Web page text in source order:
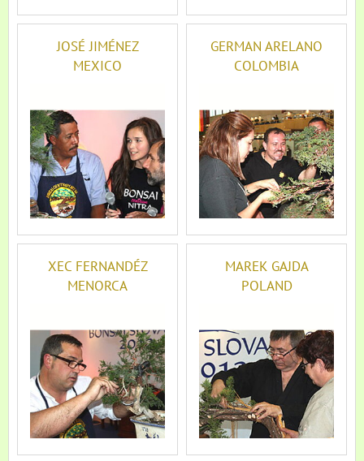
JOSÉ JIMÉNEZ
MEXICO
GERMAN ARELANO
COLOMBIA
XEC FERNANDÉZ
MENORCA
MAREK GAJDA
POLAND